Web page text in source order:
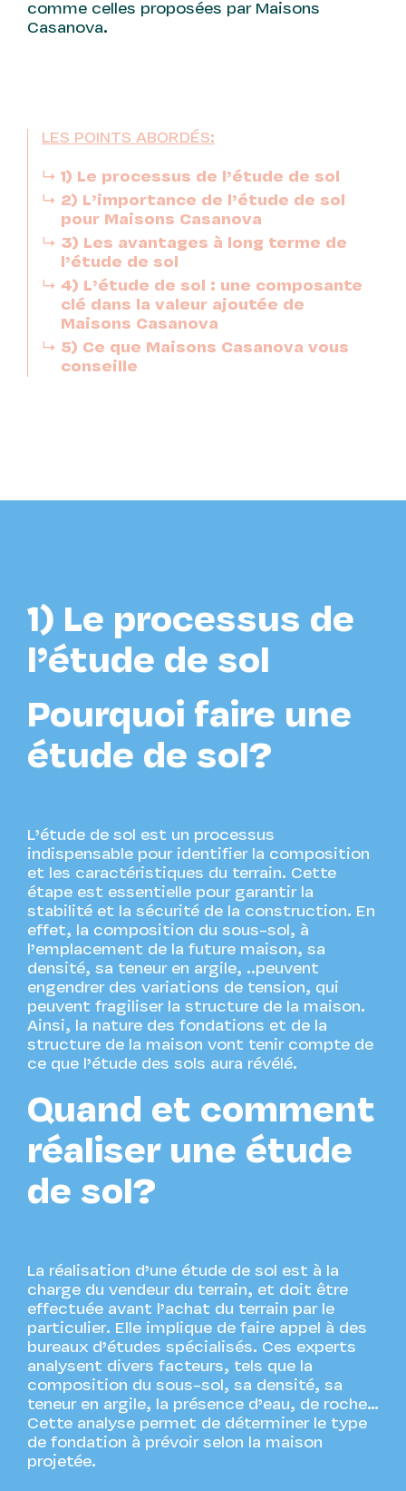
comme celles proposées par Maisons
Casanova.
LES POINTS ABORDÉS:
1) Le processus de l’étude de sol
2) L’importance de l’étude de sol
pour Maisons Casanova
3) Les avantages à long terme de
l’étude de sol
4) L’étude de sol : une composante
clé dans la valeur ajoutée de
Maisons Casanova
5) Ce que Maisons Casanova vous
conseille
1) Le processus de
l’étude de sol
Pourquoi faire une
étude de sol?
L’étude de sol est un processus
indispensable pour identifier la composition
et les caractéristiques du terrain. Cette
étape est essentielle pour garantir la
stabilité et la sécurité de la construction. En
effet, la composition du sous-sol, à
l’emplacement de la future maison, sa
densité, sa teneur en argile, ..peuvent
engendrer des variations de tension, qui
peuvent fragiliser la structure de la maison.
Ainsi, la nature des fondations et de la
structure de la maison vont tenir compte de
ce que l’étude des sols aura révélé.
Quand et comment
réaliser une étude
de sol?
La réalisation d’une étude de sol est à la
charge du vendeur du terrain, et doit être
effectuée avant l’achat du terrain par le
particulier. Elle implique de faire appel à des
bureaux d’études spécialisés. Ces experts
analysent divers facteurs, tels que la
composition du sous-sol, sa densité, sa
teneur en argile, la présence d’eau, de roche…
Cette analyse permet de déterminer le type
de fondation à prévoir selon la maison
projetée.